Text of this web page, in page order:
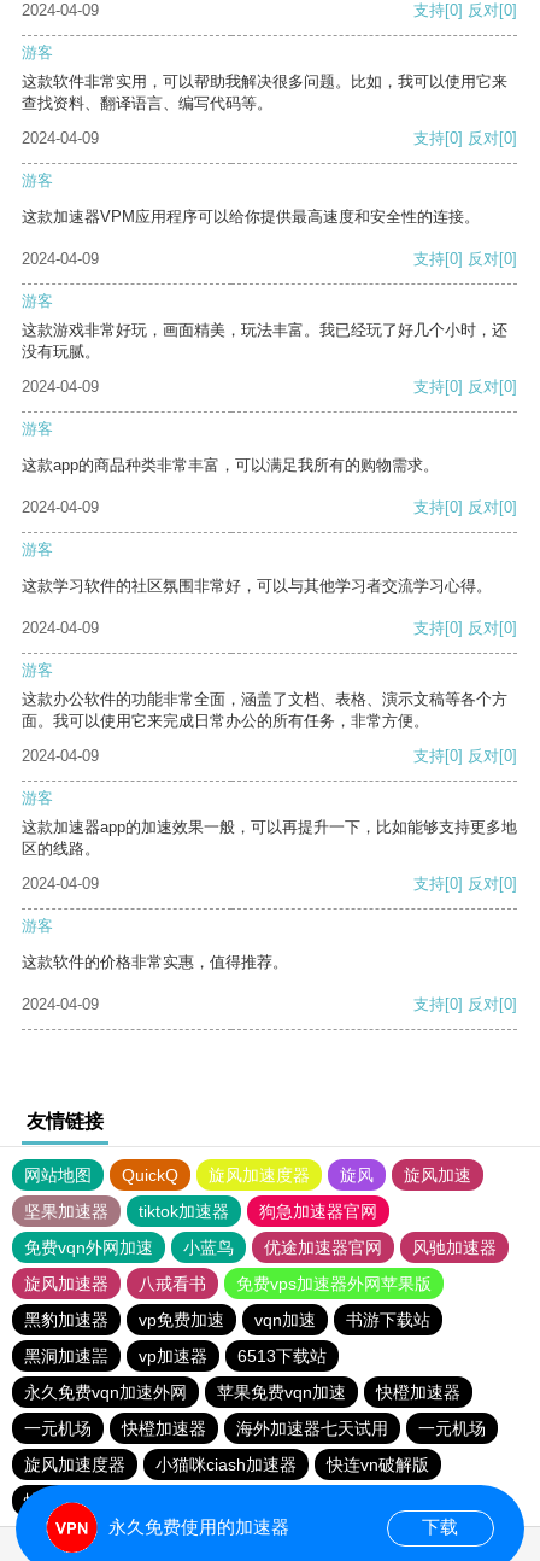
2024-04-09 支持[0] 反对[0]
游客
这款软件非常实用，可以帮助我解决很多问题。比如，我可以使用它来
查找资料、翻译语言、编写代码等。
2024-04-09
支持[0] 反对[0]
游客
这款加速器VPM应用程序可以给你提供最高速度和安全性的连接。
2024-04-09 支持[0] 反对[0]
游客
这款游戏非常好玩，画面精美，玩法丰富。我已经玩了好几个小时，还
没有玩腻。
2024-04-09
支持[0] 反对[0]
游客
这款app的商品种类非常丰富，可以满足我所有的购物需求。
2024-04-09 支持[0] 反对[0]
游客
这款学习软件的社区氛围非常好，可以与其他学习者交流学习心得。
2024-04-09 支持[0] 反对[0]
游客
这款办公软件的功能非常全面，涵盖了文档、表格、演示文稿等各个方
面。我可以使用它来完成日常办公的所有任务，非常方便。
2024-04-09
支持[0] 反对[0]
游客
这款加速器app的加速效果一般，可以再提升一下，比如能够支持更多地
区的线路。
2024-04-09
支持[0] 反对[0]
游客
这款软件的价格非常实惠，值得推荐。
2024-04-09 支持[0] 反对[0]
友情链接
网站地图 QuickQ 旋风加速度器 旋风
旋风加速
坚果加速器
tiktok加速器
狗急加速器官网
免费vqn外网加速
小蓝鸟 优途加速器官网
风驰加速器
旋风加速器
八戒看书
免费vps加速器外网苹果版
黑豹加速器
vp免费加速 vqn加速
书游下载站
黑洞加速噐
vp加速器
6513下载站
永久免费vqn加速外网
苹果免费vqn加速
快橙加速器
一元机场
快橙加速器 海外加速器七天试用
一元机场
旋风加速度器
小猫咪ciash加速器
快连vn破解版
快鸭加速器
永久免费使用的加速器 下载